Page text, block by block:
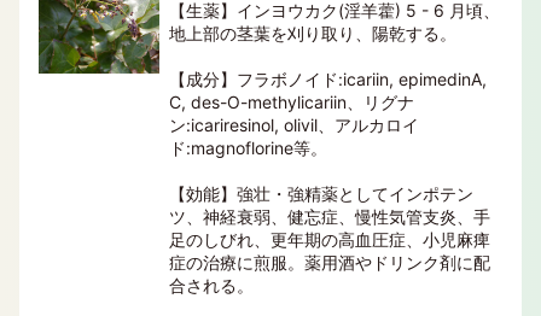
【生薬】インヨウカク(淫羊藿) 5 - 6 月頃、
地上部の茎葉を刈り取り、陽乾する。
【成分】フラボノイド:icariin, epimedinA,
C, des-O-methylicariin、リグナ
ン:icariresinol, olivil、アルカロイ
ド:magnoflorine等。
【効能】強壮・強精薬としてインポテン
ツ、神経衰弱、健忘症、慢性気管支炎、手
足のしびれ、更年期の高血圧症、小児麻痺
症の治療に煎服。薬用酒やドリンク剤に配
合される。